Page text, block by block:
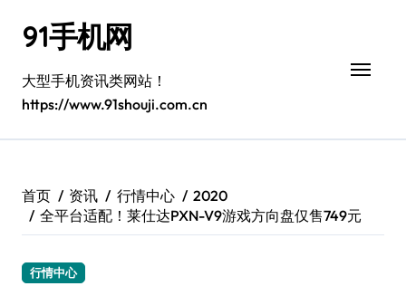
91手机网
大型手机资讯类网站！
https://www.91shouji.com.cn
首页 资讯 行情中心
2020
全平台适配！莱仕达PXN-V9游戏方向盘仅售749元
行情中心